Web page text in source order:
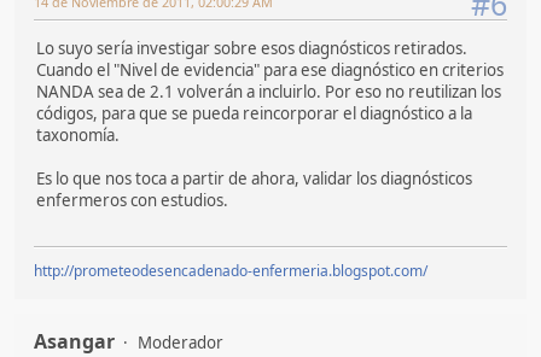
Lo suyo sería investigar sobre esos diagnósticos retirados.
Cuando el "Nivel de evidencia" para ese diagnóstico en criterios
NANDA sea de 2.1 volverán a incluirlo. Por eso no reutilizan los
códigos, para que se pueda reincorporar el diagnóstico a la
taxonomía.
Es lo que nos toca a partir de ahora, validar los diagnósticos
enfermeros con estudios.
http://prometeodesencadenado-enfermeria.blogspot.com/
Asangar Moderador